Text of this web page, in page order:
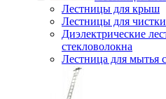
Лестницы для крыш
Лестницы для
Диэлектрические
стекловолокна
Лестница для мытья